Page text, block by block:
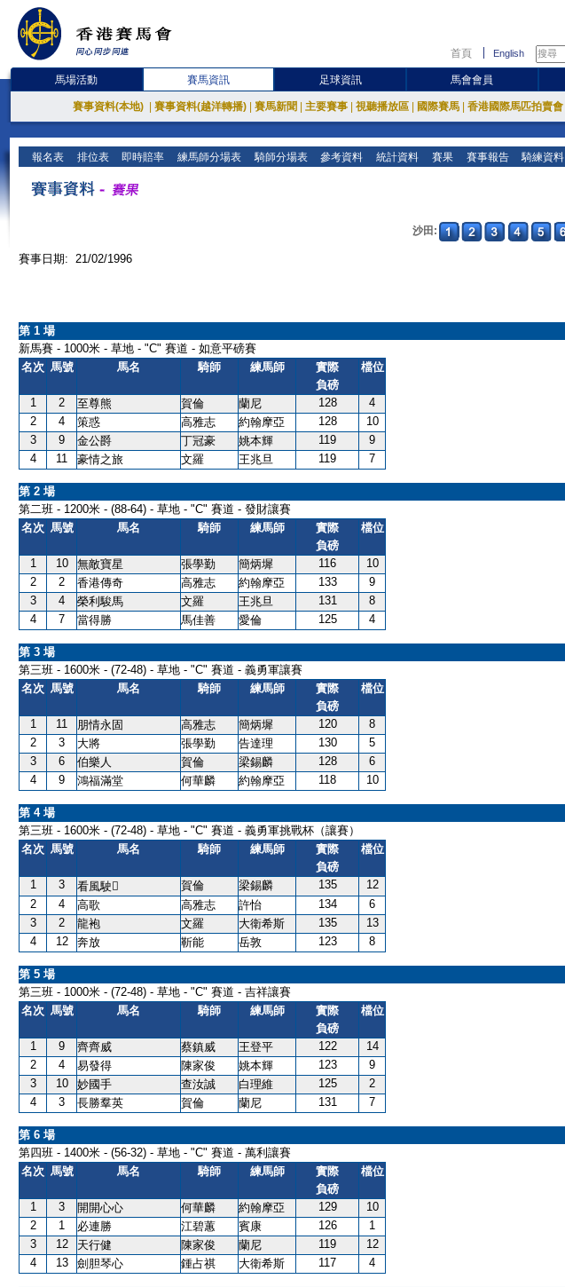
首頁 English
馬場活動 賽馬資訊 足球資訊 馬會會員
賽事資料(本地) 賽事資料(越洋轉播) 賽馬新聞 主要賽事 視聽播放區 國際賽馬 香港國際馬匹拍賣會
報名表 排位表 即時賠率 練馬師分場表 騎師分場表 參考資料 統計資料 賽果 賽事報告 騎練資料
沙田:
賽事日期: 21/02/1996
第 1 場
新馬賽 - 1000米 - 草地 - "C" 賽道 - 如意平磅賽
名次 馬號 馬名 騎師 練馬師
實際
負磅
檔位
1 2 至尊熊 賀倫 蘭尼 128
4
2
4 策惑 高雅志 約翰摩亞 128
10
3
9 金公爵 丁冠豪 姚本輝 119
9
4
11 豪情之旅 文羅 王兆旦 119 7
第 2 場
第二班 - 1200米 - (88-64) - 草地 - "C" 賽道 - 發財讓賽
名次 馬號 馬名 騎師 練馬師
實際
負磅
檔位
1 10 無敵寶星 張學勤 簡炳墀 116
10
2
2 香港傳奇 高雅志 約翰摩亞 133
9
3
4 榮利駿馬 文羅 王兆旦 131
8
4
7 當得勝 馬佳善 愛倫 125 4
第 3 場
第三班 - 1600米 - (72-48) - 草地 - "C" 賽道 - 義勇軍讓賽
名次 馬號 馬名 騎師 練馬師
實際
負磅
檔位
1 11 朋情永固 高雅志 簡炳墀 120
8
2
3 大將 張學勤 告達理 130
5
3
6 伯樂人 賀倫 梁錫麟 128
6
4
9 鴻福滿堂 何華麟 約翰摩亞 118 10
第 4 場
第三班 - 1600米 - (72-48) - 草地 - "C" 賽道 - 義勇軍挑戰杯（讓賽）
名次 馬號 馬名 騎師 練馬師
實際
負磅
檔位
1 3 看風駛 賀倫 梁錫麟 135
12
2
4 高歌 高雅志 許怡 134
6
3
2 龍袍 文羅 大衛希斯 135
13
4
12 奔放 靳能 岳敦 123 8
第 5 場
第三班 - 1000米 - (72-48) - 草地 - "C" 賽道 - 吉祥讓賽
名次 馬號 馬名 騎師 練馬師
實際
負磅
檔位
1 9 齊齊威 蔡鎮威 王登平 122
14
2
4 易發得 陳家俊 姚本輝 123
9
3
10 妙國手 查汝誠 白理維 125
2
4
3 長勝羣英 賀倫 蘭尼 131 7
第 6 場
第四班 - 1400米 - (56-32) - 草地 - "C" 賽道 - 萬利讓賽
名次 馬號 馬名 騎師 練馬師
實際
負磅
檔位
1 3 開開心心 何華麟 約翰摩亞 129
10
2
1 必連勝 江碧蕙 賓康 126
1
3
12 天行健 陳家俊 蘭尼 119
12
4
13 劍胆琴心 鍾占祺 大衛希斯 117 4